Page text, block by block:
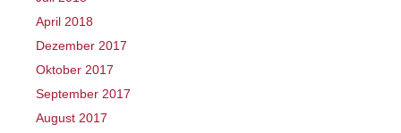
April 2018
Dezember 2017
Oktober 2017
September 2017
August 2017